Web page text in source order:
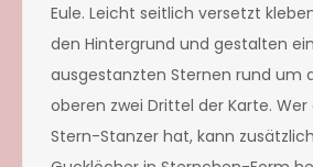
Eule. Leicht seitlich versetzt
den Hintergrund und gestalten
ausgestanzten Sternen rund um
oberen zwei Drittel der Karte.
Stern-Stanzer hat, kann